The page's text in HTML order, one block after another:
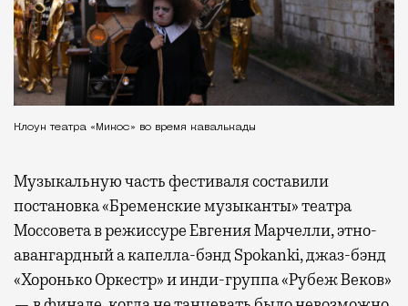
Клоун театра «Микос» во время кавалькады
Музыкальную часть фестиваля составили
постановка «Бременские музыканты» театра
Моссовета в режиссуре Евгения Марчелли, этно-
авангардный а капелла-бэнд Spokanki, джаз-бэнд
«Хоронько Оркестр» и инди-группа «Рубеж Веков»